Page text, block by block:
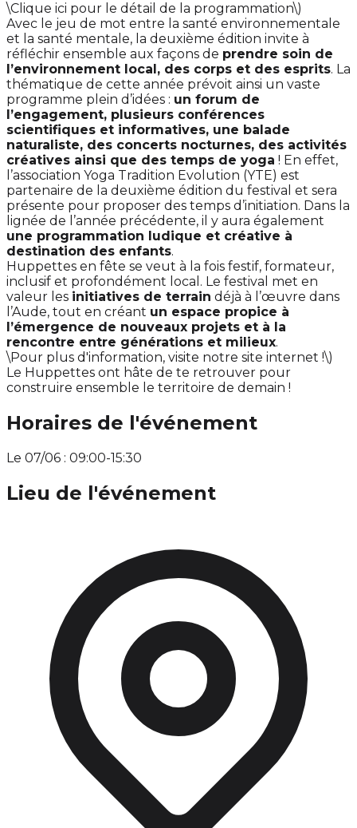
\Clique ici pour le détail de la programmation\)
Avec le jeu de mot entre la santé environnementale
et la santé mentale, la deuxième édition invite à
réfléchir ensemble aux façons de prendre soin de
l’environnement local, des corps et des esprits. La
thématique de cette année prévoit ainsi un vaste
programme plein d’idées : un forum de
l’engagement, plusieurs conférences
scientifiques et informatives, une balade
naturaliste, des concerts nocturnes, des activités
créatives ainsi que des temps de yoga ! En effet,
l’association Yoga Tradition Evolution (YTE) est
partenaire de la deuxième édition du festival et sera
présente pour proposer des temps d’initiation. Dans la
lignée de l’année précédente, il y aura également
une programmation ludique et créative à
destination des enfants.
Huppettes en fête se veut à la fois festif, formateur,
inclusif et profondément local. Le festival met en
valeur les initiatives de terrain déjà à l’œuvre dans
l’Aude, tout en créant un espace propice à
l’émergence de nouveaux projets et à la
rencontre entre générations et milieux.
\Pour plus d'information, visite notre site internet !\)
Le Huppettes ont hâte de te retrouver pour
construire ensemble le territoire de demain !
Horaires de l'événement
Le 07/06 : 09:00-15:30
Lieu de l'événement